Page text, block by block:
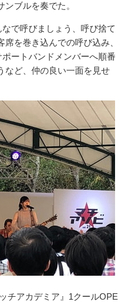
ブルを奏でた。
で呼びましょう、呼び捨て
を巻き込んでの呼び込み、
ートバンドメンバーへ順番
など、仲の良い一面を見せ
チアカデミア』1クールOPE